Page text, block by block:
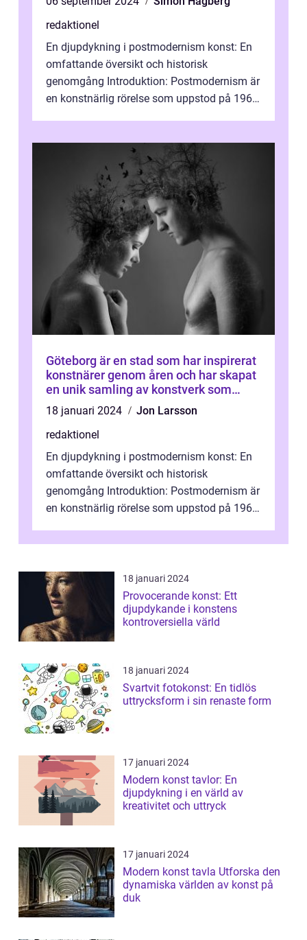
redaktionel
En djupdykning i postmodernism konst: En
omfattande översikt och historisk
genomgång Introduktion: Postmodernism är
en konstnärlig rörelse som uppstod på 1960-
Göteborg är en stad som har inspirerat
konstnärer genom åren och har skapat
en unik samling av konstverk som
representerar staden
18 januari 2024
Jon Larsson
redaktionel
En djupdykning i postmodernism konst: En
omfattande översikt och historisk
genomgång Introduktion: Postmodernism är
en konstnärlig rörelse som uppstod på 1960-
18 januari 2024
Provocerande konst: Ett
djupdykande i konstens
kontroversiella värld
18 januari 2024
Svartvit fotokonst: En tidlös
uttrycksform i sin renaste form
17 januari 2024
Modern konst tavlor: En
djupdykning i en värld av
kreativitet och uttryck
17 januari 2024
Modern konst tavla Utforska den
dynamiska världen av konst på
duk